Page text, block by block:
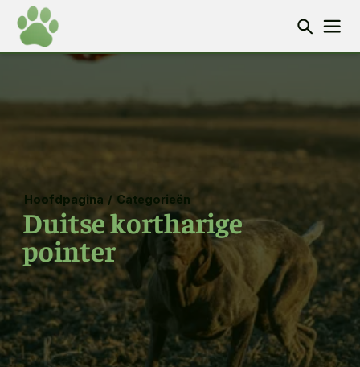
Hoofdpagina / Categorieën
Duitse kortharige
pointer